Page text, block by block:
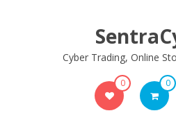
Cyber Trading, Online
0 0